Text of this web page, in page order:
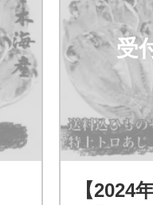
受
【2024